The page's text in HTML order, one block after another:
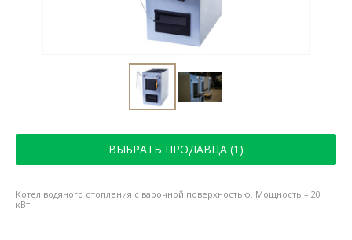
ВЫБРАТЬ ПРОДАВЦА (1)
Котел водяного отопления с варочной поверхностью. Мощность – 20
кВт.